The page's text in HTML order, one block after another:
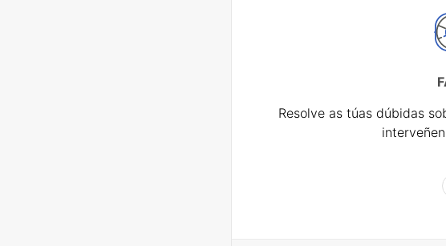
Resolve as túas dúbidas